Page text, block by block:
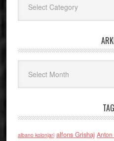
albano kolonjari alfons Grishaj Anton